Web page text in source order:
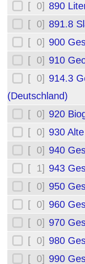
[ 0] 890
[ 0] 891.8
[ 0] 900
[ 0] 910
[ 0] 914.3
(Deutschland)
[ 0] 920
[ 0] 930
[ 0] 940
[ 1] 943
[ 0] 950
[ 0] 960
[ 0] 970
[ 0] 980
[ 0] 990